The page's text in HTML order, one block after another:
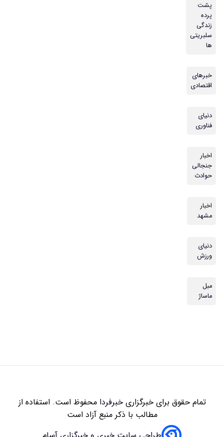
پشت
پرده
زندگی
سلبریتی
ها
خبرهای
اقتصادی
دنیای
فناوری
اخبار
جنجالی
حوادث
اخبار
مشهد
دنیای
ورزش
مبل
ماساژ
تمام حقوق برای خبرگزاریخبرفردامحفوظ است. استفاده از
مطالب با ذکر منبع آزاد است